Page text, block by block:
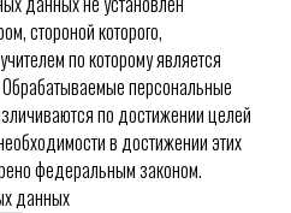
стороной которого,
по которому является
персональные
по достижении целей
в достижении этих
федеральным законом.
данных